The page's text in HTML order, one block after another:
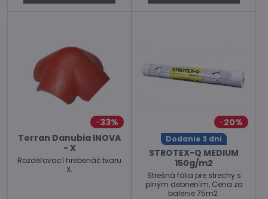
33%
Terran Danubia INOVA
- X
Rozdeľovací hrebenáč tvaru
X.
20%
Dodanie 3 dni
STROTEX-Q MEDIUM
150g/m2
Strešná fólia pre strechy s
plným debnením, Cena za
balenie 75m2.